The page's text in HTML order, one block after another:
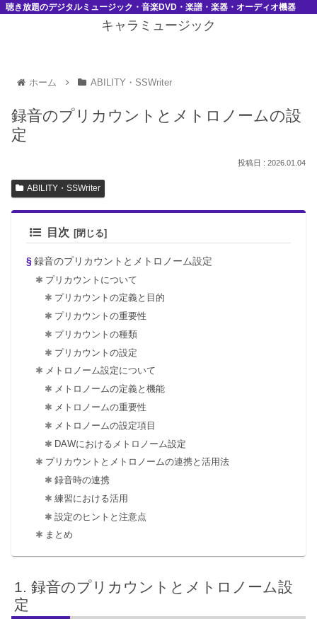
聴き放題のデジタルミュージック・音楽DVD・楽譜・楽器・オーディオ機器
キャラミュージック
ホーム ABILITY・SSWriter
録音のプリカウントとメトロノームの設
定
2026.01.04
ABILITY・SSWriter
目次
録音のプリカウントとメトロノーム設定
プリカウントについて
プリカウントの定義と目的
プリカウントの重要性
プリカウントの種類
プリカウントの設定
メトロノーム設定について
メトロノームの定義と機能
メトロノームの重要性
メトロノームの設定項目
DAWにおけるメトロノーム設定
プリカウントとメトロノームの連携と活用法
録音時の連携
練習における活用
設定のヒントと注意点
まとめ
録音のプリカウントとメトロノーム設
定